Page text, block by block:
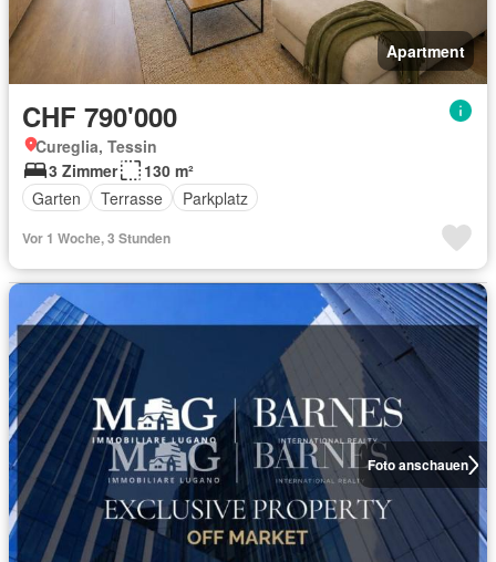
Apartment
CHF 790'000
Cureglia, Tessin
3 Zimmer
130 m²
Garten
Terrasse Parkplatz
Vor 1 Woche, 3 Stunden
Foto anschauen